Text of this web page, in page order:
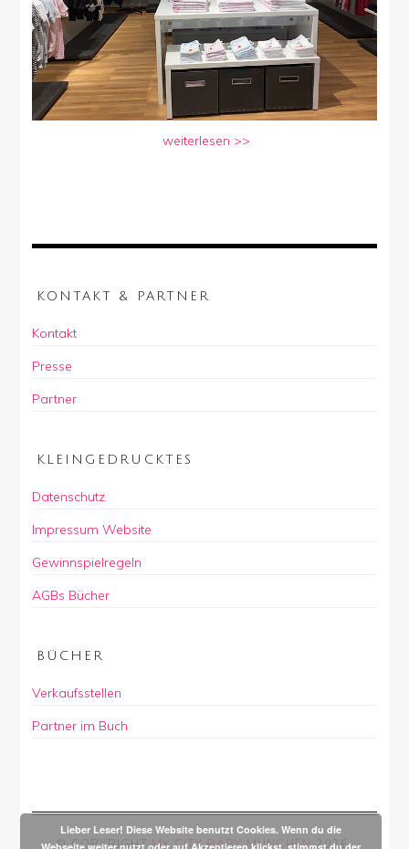
weiterlesen >>
KONTAKT & PARTNER
Kontakt
Presse
Partner
KLEINGEDRUCKTES
Datenschutz
Impressum Website
Gewinnspielregeln
AGBs Bücher
BÜCHER
Verkaufsstellen
Partner im Buch
© COPYRIGHTMY CITY BABY MÜNCHEN 2026.
Lieber Leser! Diese Website benutzt Cookies. Wenn du die